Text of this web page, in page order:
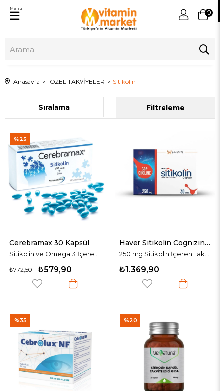
0
Menu
Anasayfa ÖZEL TAKVİYELER Sitikolin
Filtreleme
Sıralama
Cerebramax 30 Kapsül
Sitikolin ve Omega 3 İçeren Takviye Edici Gıda
₺579,90
₺772,50
%25
Haver Sitikolin Cognizin 250 mg 30 Kapsül
250 mg Sitikolin İçeren Takviye Edici Gıda
₺1.369,90
%35 %20